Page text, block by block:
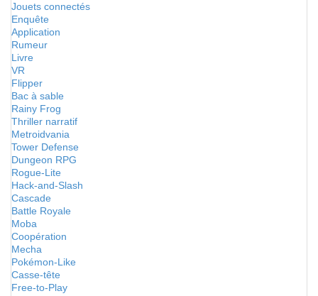
Jouets connectés
Enquête
Application
Rumeur
Livre
VR
Flipper
Bac à sable
Rainy Frog
Thriller narratif
Metroidvania
Tower Defense
Dungeon RPG
Rogue-Lite
Hack-and-Slash
Cascade
Battle Royale
Moba
Coopération
Mecha
Pokémon-Like
Casse-tête
Free-to-Play